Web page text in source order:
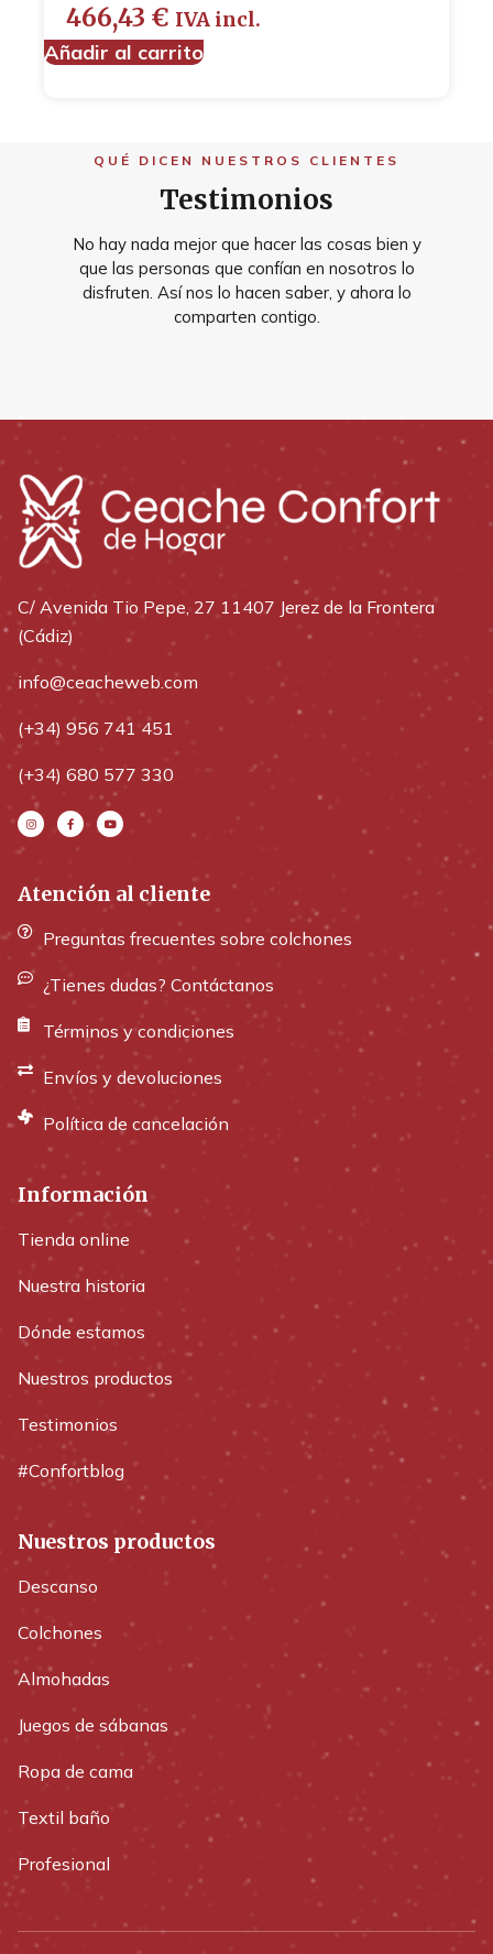
466,43 € IVA incl.
Añadir al carrito
QUÉ DICEN NUESTROS CLIENTES
Testimonios
No hay nada mejor que hacer las cosas bien y
que las personas que confían en nosotros lo
disfruten. Así nos lo hacen saber, y ahora lo
comparten contigo.
C/ Avenida Tio Pepe, 27 11407 Jerez de la Frontera
(Cádiz)
info@ceacheweb.com
(+34) 956 741 451
(+34) 680 577 330
Atención al cliente
Preguntas frecuentes sobre colchones
¿Tienes dudas? Contáctanos
Términos y condiciones
Envíos y devoluciones
Política de cancelación
Información
Tienda online
Nuestra historia
Dónde estamos
Nuestros productos
Testimonios
#Confortblog
Nuestros productos
Descanso
Colchones
Almohadas
Juegos de sábanas
Ropa de cama
Textil baño
Profesional